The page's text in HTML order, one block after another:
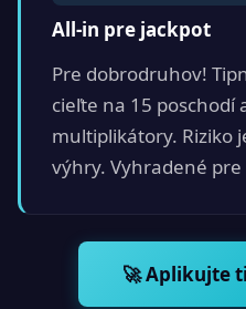
All-in pre jackpot
Pre dobrodruhov!
cieľte na 15 poschodí
multiplikátory. Riziko
výhry. Vyhradené
🚀 Aplikujte